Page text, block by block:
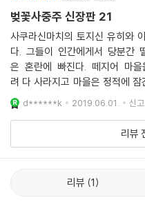
벚꽃사중주 신장판 21
사쿠라신마치의 토지신 유히와
다. 그들이 인간에게서 당분간
은 혼란에 빠진다. 떼지어 마
려 다 사라지고 마을은 정적에
까지 끌고 온 히메 일행은 바다에
해진 모습에 작전이 실수였음을
d******k 2019.06.01. 신고
리뷰
리뷰 1